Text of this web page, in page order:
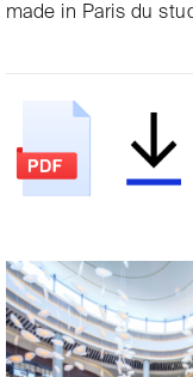
made in Paris du